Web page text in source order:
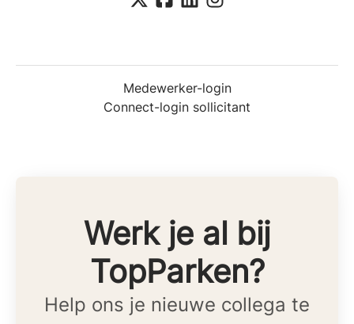
Medewerker-login
Connect-login sollicitant
Werk je al bij
TopParken?
Help ons je nieuwe collega te